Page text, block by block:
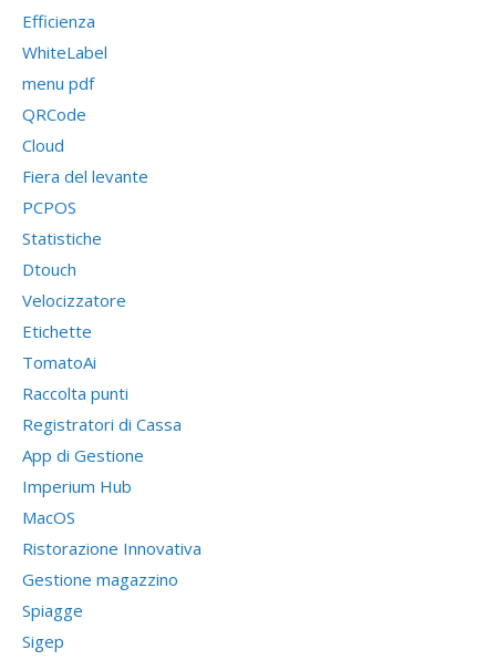
Efficienza
WhiteLabel
menu pdf
QRCode
Cloud
Fiera del levante
PCPOS
Statistiche
Dtouch
Velocizzatore
Etichette
TomatoAi
Raccolta punti
Registratori di Cassa
App di Gestione
Imperium Hub
MacOS
Ristorazione Innovativa
Gestione magazzino
Spiagge
Sigep